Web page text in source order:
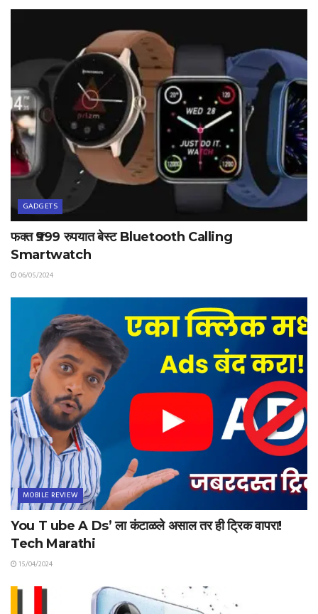
GADGETS
फक्त ₹999 रुपयात बेस्ट Bluetooth Calling
Smartwatch
06/05/2024
MOBILE REVIEW
You T ube A Ds’ ला कंटाळले असाल तर ही ट्रिक वापरा!
Tech Marathi
15/04/2024